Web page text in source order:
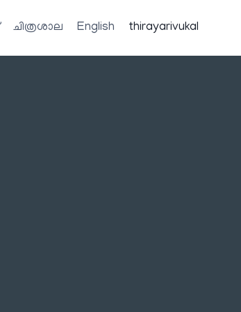
ചിത്രശാല English thirayarivukal